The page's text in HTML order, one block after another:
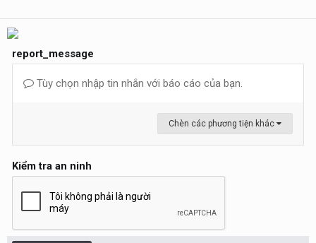
report_message
Tùy chọn nhập tin nhắn với báo cáo của bạn.
Chèn các phương tiện khác
Kiểm tra an ninh